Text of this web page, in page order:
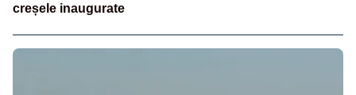
creșele inaugurate